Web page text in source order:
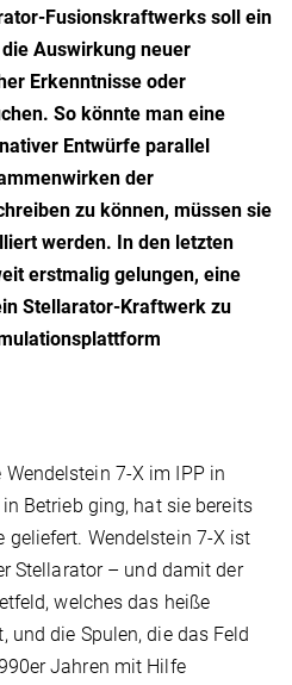
Fusionskraftwerks soll ein
Auswirkung neuer
Erkenntnisse oder
So könnte man eine
Entwürfe parallel
der
zu können, müssen sie
werden. In den letzten
erstmalig gelungen, eine
Stellarator-Kraftwerk zu
7-X im IPP in
Betrieb ging, hat sie bereits
geliefert. Wendelstein 7-X ist
Stellarator – und damit der
welches das heiße
die Spulen, die das Feld
Jahren mit Hilfe